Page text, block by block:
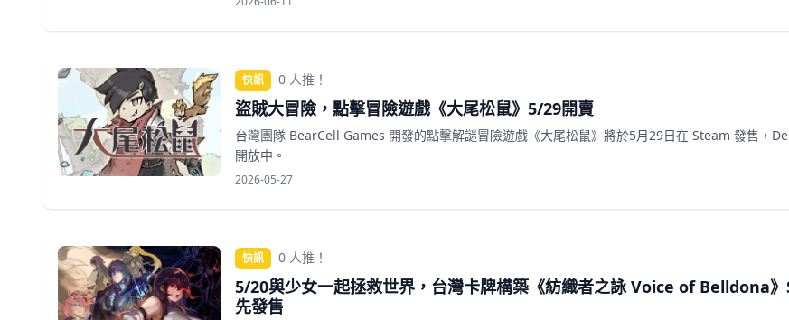
快訊 0 人推！
盜賊大冒險，點擊冒險遊戲《大尾松鼠》5/29開賣
台灣團隊 BearCell Games 開發的點擊解謎冒險遊戲《大尾松鼠》將於5月29日在 Steam 發售，
開放中。
2026-05-27
快訊 0 人推！
5/20與少女一起拯救世界，台灣卡牌構築《紡織者之詠 Voice of Belldona
先發售